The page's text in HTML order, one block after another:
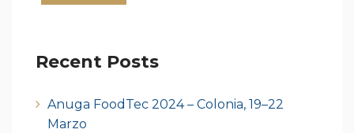
Recent Posts
Anuga FoodTec 2024 – Colonia, 19–22
Marzo